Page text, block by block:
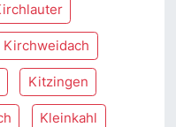
Kirchweidach
Kitzingen
Kleinkahl